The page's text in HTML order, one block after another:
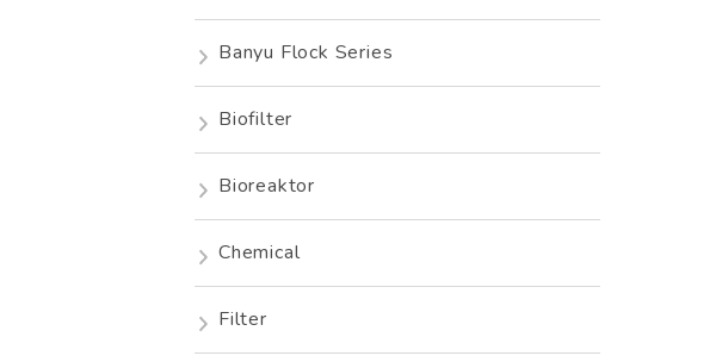
Banyu Flock Series
Biofilter
Bioreaktor
Chemical
Filter